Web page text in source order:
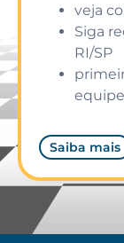
veja
Siga
RI/SP
Saiba mais